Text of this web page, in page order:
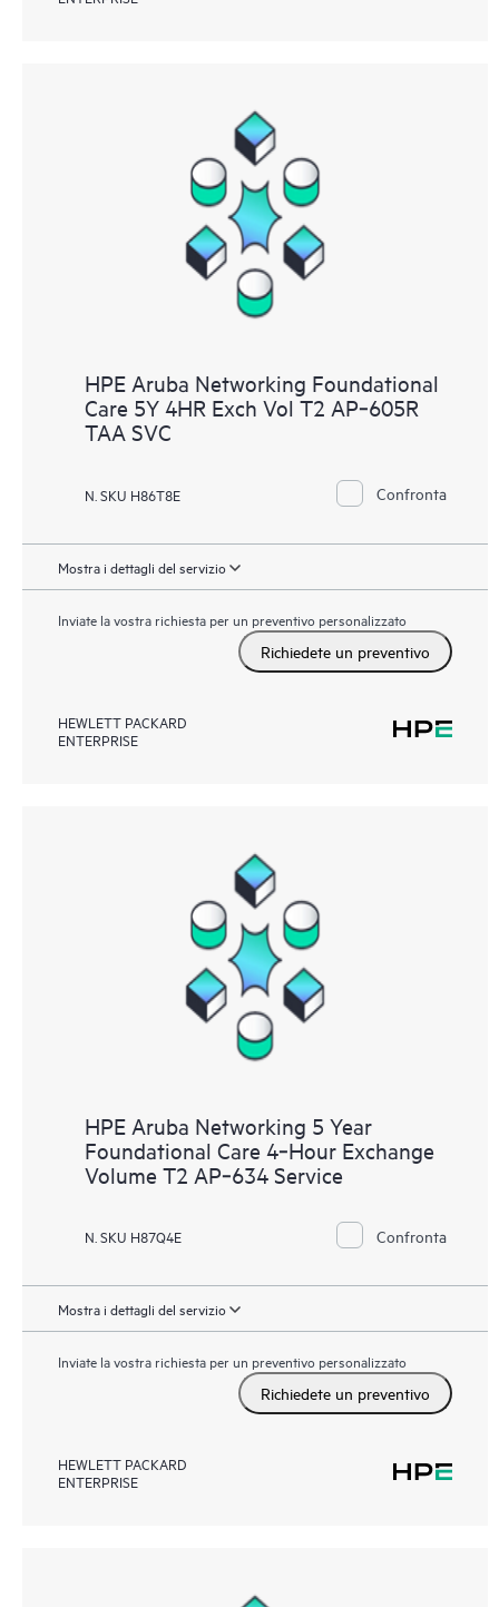
HPE Aruba Networking Foundational
Care 5Y 4HR Exch Vol T2 AP‑605R
TAA SVC
N. SKU H86T8E Confronta
Mostra i dettagli del servizio
Inviate la vostra richiesta per un preventivo personalizzato
Richiedete un preventivo
HEWLETT PACKARD
ENTERPRISE
HPE Aruba Networking 5 Year
Foundational Care 4‑Hour Exchange
Volume T2 AP‑634 Service
N. SKU H87Q4E Confronta
Mostra i dettagli del servizio
Inviate la vostra richiesta per un preventivo personalizzato
Richiedete un preventivo
HEWLETT PACKARD
ENTERPRISE